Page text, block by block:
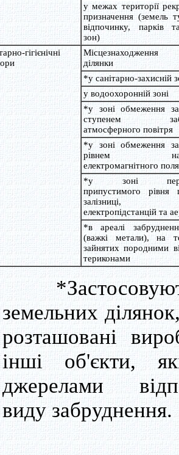
у межах території
призначення (земель
відпочинку, парків
зон)
гігієнічні
Місцезнаходження
ділянки
*у санітарно-захисній
у водоохоронній зоні
*у зоні обмеження
ступенем
атмосферного повітря
*у зоні обмеження
рівнем
електромагнітного поля
*у зоні
припустимого
залізниці,
електропідстанцій та
*в ареалі
(важкі метали), на
зайнятих породними
териконами
земельних
розташовані
інші об'єкти,
джерелами
виду забруднення.